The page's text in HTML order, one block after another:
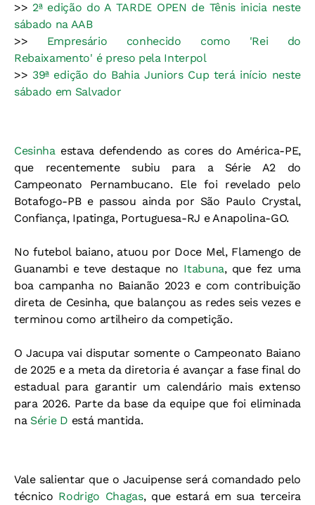
>> 2ª edição do A TARDE OPEN de Tênis inicia neste
sábado na AAB
>> Empresário conhecido como 'Rei do
Rebaixamento' é preso pela Interpol
>> 39ª edição do Bahia Juniors Cup terá início neste
sábado em Salvador
Cesinhaestava defendendo as cores do América-PE,
que recentemente subiu para a Série A2 do
Campeonato Pernambucano. Ele foi revelado pelo
Botafogo-PB e passou ainda por São Paulo Crystal,
Confiança, Ipatinga, Portuguesa-RJ e Anapolina-GO.
No futebol baiano, atuou por Doce Mel, Flamengo de
Guanambi e teve destaque no Itabuna, que fez uma
boa campanha no Baianão 2023 e com contribuição
direta de Cesinha, que balançou as redes seis vezes e
terminou como artilheiro da competição.
O Jacupa vai disputar somente o Campeonato Baiano
de 2025 e a meta da diretoria é avançar a fase final do
estadual para garantir um calendário mais extenso
para 2026. Parte da base da equipe que foi eliminada
naSérie D está mantida.
Vale salientar que o Jacuipense será comandado pelo
técnico Rodrigo Chagas, que estará em sua terceira